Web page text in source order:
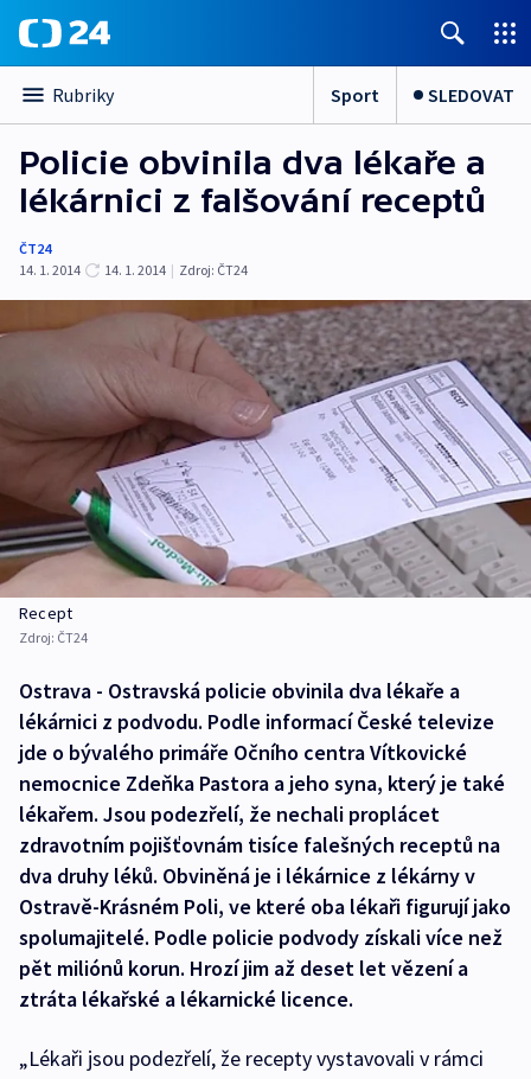
Rubriky Sport SLEDOVAT
Policie obvinila dva lékaře a
lékárnici z falšování receptů
ČT24
14. 1. 2014
14. 1. 2014 | Zdroj: ČT24
Recept
Zdroj: ČT24
Ostrava - Ostravská policie obvinila dva lékaře a
lékárnici z podvodu. Podle informací České televize
jde o bývalého primáře Očního centra Vítkovické
nemocnice Zdeňka Pastora a jeho syna, který je také
lékařem. Jsou podezřelí, že nechali proplácet
zdravotním pojišťovnám tisíce falešných receptů na
dva druhy léků. Obviněná je i lékárnice z lékárny v
Ostravě-Krásném Poli, ve které oba lékaři figurují jako
spolumajitelé. Podle policie podvody získali více než
pět miliónů korun. Hrozí jim až deset let vězení a
ztráta lékařské a lékarnické licence.
„Lékaři jsou podezřelí, že recepty vystavovali v rámci